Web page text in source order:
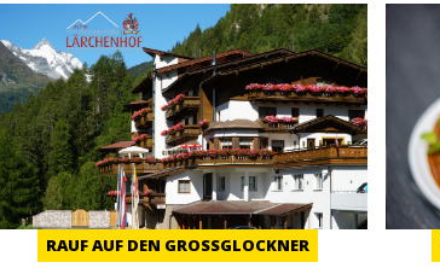
RAUF AUF DEN GROSSGLOCKNER